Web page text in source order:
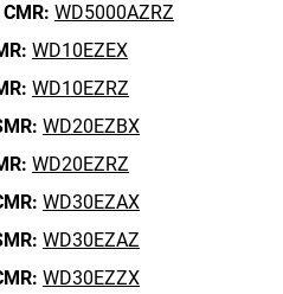
CMR: WD5000AZRZ
WD10EZEX
WD10EZRZ
WD20EZBX
WD20EZRZ
WD30EZAX
WD30EZAZ
WD30EZZX